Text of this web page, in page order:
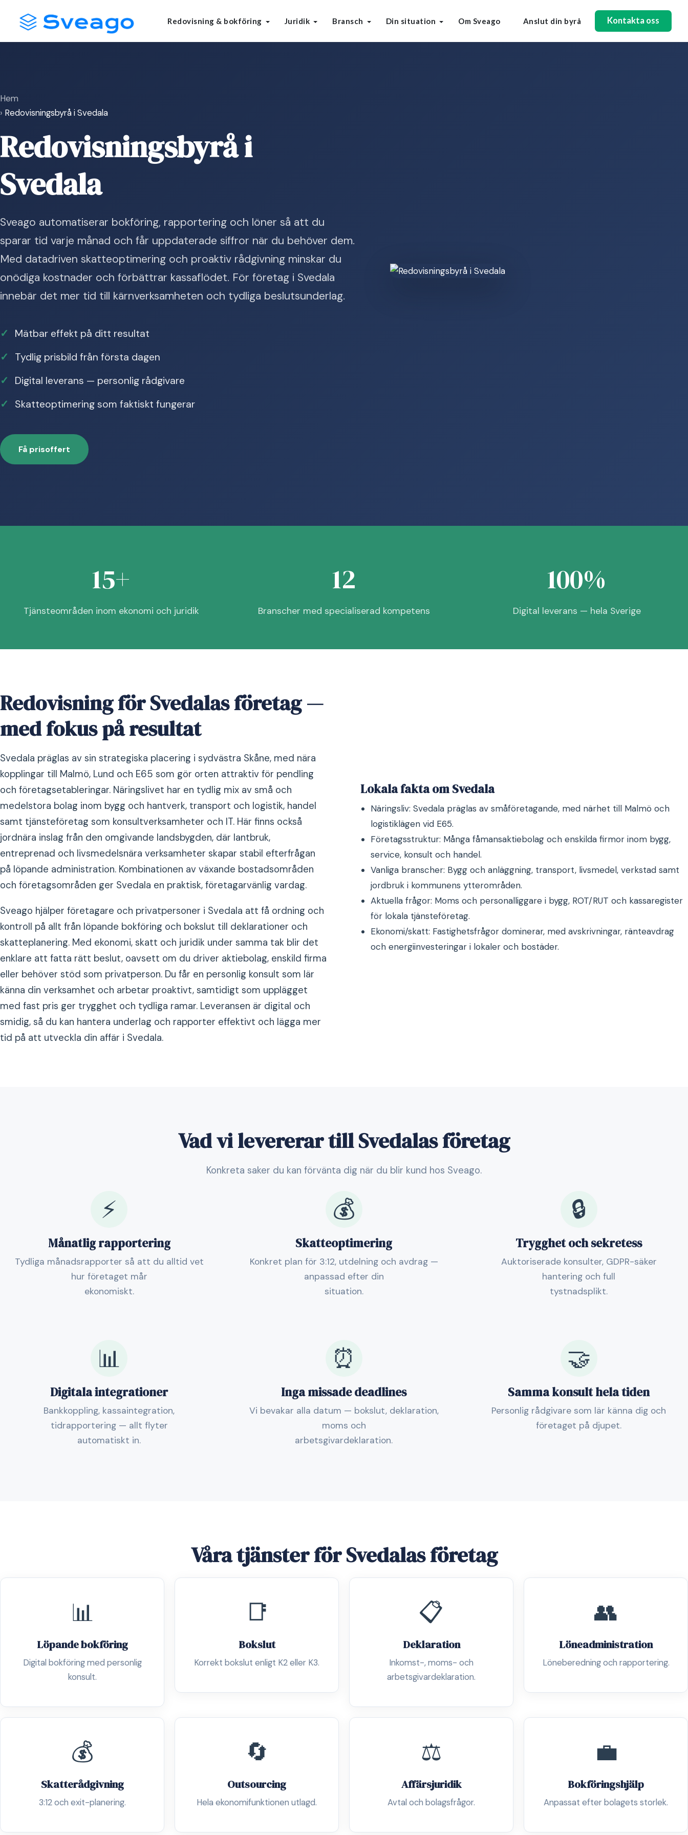
Redovisning & bokföring Juridik Bransch Din situation Om Sveago Anslut din byrå Kontakta oss
Hem
› Redovisningsbyrå i Svedala
Redovisningsbyrå i
Svedala
Sveago automatiserar bokföring, rapportering och löner så att du
sparar tid varje månad och får uppdaterade siffror när du behöver dem.
Med datadriven skatteoptimering och proaktiv rådgivning minskar du
onödiga kostnader och förbättrar kassaflödet. För företag i Svedala
innebär det mer tid till kärnverksamheten och tydliga beslutsunderlag.
Mätbar effekt på ditt resultat
Tydlig prisbild från första dagen
Digital leverans — personlig rådgivare
Skatteoptimering som faktiskt fungerar
Få prisoffert
15+
Tjänsteområden inom ekonomi och juridik
12
Branscher med specialiserad kompetens
100%
Digital leverans — hela Sverige
Redovisning för Svedalas företag —
med fokus på resultat
Svedala präglas av sin strategiska placering i sydvästra Skåne, med nära
kopplingar till Malmö, Lund och E65 som gör orten attraktiv för pendling
och företagsetableringar. Näringslivet har en tydlig mix av små och
medelstora bolag inom bygg och hantverk, transport och logistik, handel
samt tjänsteföretag som konsultverksamheter och IT. Här finns också
jordnära inslag från den omgivande landsbygden, där lantbruk,
entreprenad och livsmedelsnära verksamheter skapar stabil efterfrågan
på löpande administration. Kombinationen av växande bostadsområden
och företagsområden ger Svedala en praktisk, företagarvänlig vardag.
Sveago hjälper företagare och privatpersoner i Svedala att få ordning och
kontroll på allt från löpande bokföring och bokslut till deklarationer och
skatteplanering. Med ekonomi, skatt och juridik under samma tak blir det
enklare att fatta rätt beslut, oavsett om du driver aktiebolag, enskild firma
eller behöver stöd som privatperson. Du får en personlig konsult som lär
känna din verksamhet och arbetar proaktivt, samtidigt som upplägget
med fast pris ger trygghet och tydliga ramar. Leveransen är digital och
smidig, så du kan hantera underlag och rapporter effektivt och lägga mer
tid på att utveckla din affär i Svedala.
Lokala fakta om Svedala
Näringsliv: Svedala präglas av småföretagande, med närhet till Malmö och
logistiklägen vid E65.
Företagsstruktur: Många fåmansaktiebolag och enskilda firmor inom bygg,
service, konsult och handel.
Vanliga branscher: Bygg och anläggning, transport, livsmedel, verkstad samt
jordbruk i kommunens ytterområden.
Aktuella frågor: Moms och personalliggare i bygg, ROT/RUT och kassaregister
för lokala tjänsteföretag.
Ekonomi/skatt: Fastighetsfrågor dominerar, med avskrivningar, ränteavdrag
och energiinvesteringar i lokaler och bostäder.
Vad vi levererar till Svedalas företag
Konkreta saker du kan förvänta dig när du blir kund hos Sveago.
⚡
Månatlig rapportering
Tydliga månadsrapporter så att du alltid vet
hur företaget mår
ekonomiskt.
💰
Skatteoptimering
Konkret plan för 3:12, utdelning och avdrag —
anpassad efter din
situation.
🔒
Trygghet och sekretess
Auktoriserade konsulter, GDPR-säker
hantering och full
tystnadsplikt.
📊
Digitala integrationer
Bankkoppling, kassaintegration,
tidrapportering — allt flyter
automatiskt in.
⏰
Inga missade deadlines
Vi bevakar alla datum — bokslut, deklaration,
moms och
arbetsgivardeklaration.
🤝
Samma konsult hela tiden
Personlig rådgivare som lär känna dig och
företaget på djupet.
Våra tjänster för Svedalas företag
📊
Löpande bokföring
Digital bokföring med personlig
konsult.
📑
Bokslut
Korrekt bokslut enligt K2 eller K3.
📋
Deklaration
Inkomst-, moms- och
arbetsgivardeklaration.
👥
Löneadministration
Löneberedning och rapportering.
💰
Skatterådgivning
3:12 och exit-planering.
🔄
Outsourcing
Hela ekonomifunktionen utlagd.
⚖️
Affärsjuridik
Avtal och bolagsfrågor.
💼
Bokföringshjälp
Anpassat efter bolagets storlek.